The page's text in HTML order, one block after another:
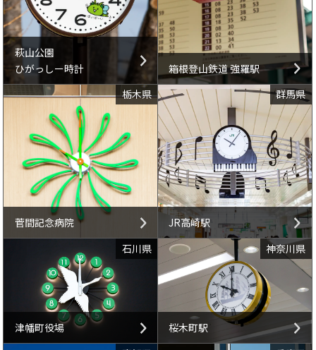
萩山公園
ひがっしー時計
箱根登山鉄道 強羅駅
栃木県
菅間記念病院
群馬県
JR高崎駅
石川県
津幡町役場
神奈川県
桜木町駅